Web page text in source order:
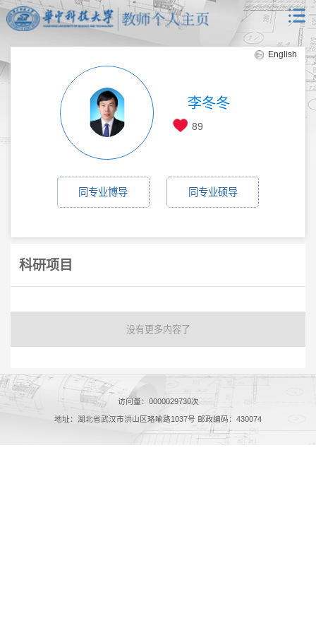
English
李冬冬
89
同专业博导 同专业硕导
科研项目
没有更多内容了
访问量： 0000029730次
地址：湖北省武汉市洪山区珞喻路1037号 邮政编码：430074